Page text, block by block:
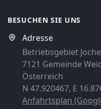
BESUCHEN SIE UNS
Adresse
Betriebsgebiet
7121 Gemeinde
Österreich
N 47.920467, E
Anfahrtsplan